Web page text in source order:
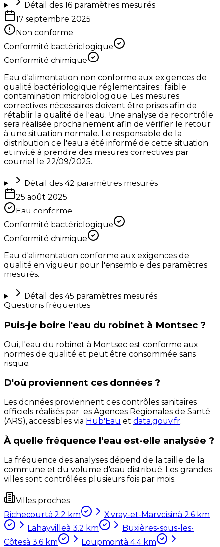
Détail des 16paramètres mesurés
17 septembre 2025
Non conforme
Conformité bactériologique
Conformité chimique
Eau d'alimentation non conforme aux exigences de
qualité bactériologique réglementaires : faible
contamination microbiologique. Les mesures
correctives nécessaires doivent être prises afin de
rétablir la qualité de l'eau. Une analyse de recontrôle
sera réalisée prochainement afin de vérifier le retour
à une situation normale. Le responsable de la
distribution de l'eau a été informé de cette situation
et invité à prendre des mesures correctives par
courriel le 22/09/2025.
Détail des 42 paramètres mesurés
25 août 2025
Eau conforme
Conformité bactériologique
Conformité chimique
Eau d'alimentation conforme aux exigences de
qualité en vigueur pour l'ensemble des paramètres
mesurés.
Détail des 45 paramètres mesurés
Questions fréquentes
Puis-je boire l'eau du robinet à Montsec ?
Oui, l'eau du robinet à Montsec est conforme aux
normes de qualité et peut être consommée sans
risque.
D'où proviennent ces données ?
Les données proviennent des contrôles sanitaires
officiels réalisés par les Agences Régionales de Santé
(ARS), accessibles via Hub'Eau et data.gouv.fr.
À quelle fréquence l'eau est-elle analysée ?
La fréquence des analyses dépend de la taille de la
commune et du volume d'eau distribué. Les grandes
villes sont contrôlées plusieurs fois par mois.
Villes proches
Richecourtà 2.2 km Xivray-et-Marvoisinà 2.6 km
Lahayvilleà 3.2 km
Buxières-sous-les-
Côtesà 3.6 km Loupmontà 4.4km